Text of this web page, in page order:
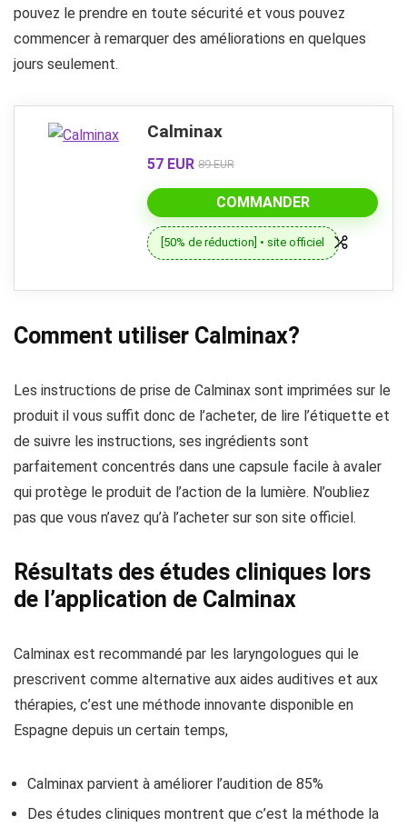
pouvez le prendre en toute sécurité et vous pouvez
commencer à remarquer des améliorations en quelques
jours seulement.
Calminax
57 EUR 89 EUR
COMMANDER
[50% de réduction] • site officiel
Comment utiliser Calminax?
Les instructions de prise de Calminax sont imprimées sur le
produit il vous suffit donc de l’acheter, de lire l’étiquette et
de suivre les instructions, ses ingrédients sont
parfaitement concentrés dans une capsule facile à avaler
qui protège le produit de l’action de la lumière. N’oubliez
pas que vous n’avez qu’à l’acheter sur son site officiel.
Résultats des études cliniques lors
de l’application de Calminax
Calminax est recommandé par les laryngologues qui le
prescrivent comme alternative aux aides auditives et aux
thérapies, c’est une méthode innovante disponible en
Espagne depuis un certain temps,
Calminax parvient à améliorer l’audition de 85%
Des études cliniques montrent que c’est la méthode la